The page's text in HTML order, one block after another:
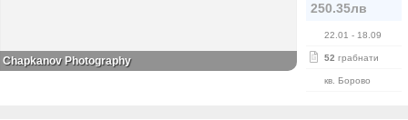
250.35лв
22.01 - 18.09
52 грабнати
кв. Борово
Chapkanov Photography